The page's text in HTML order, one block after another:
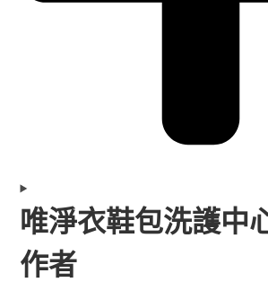
唯淨衣鞋包洗護中
作者